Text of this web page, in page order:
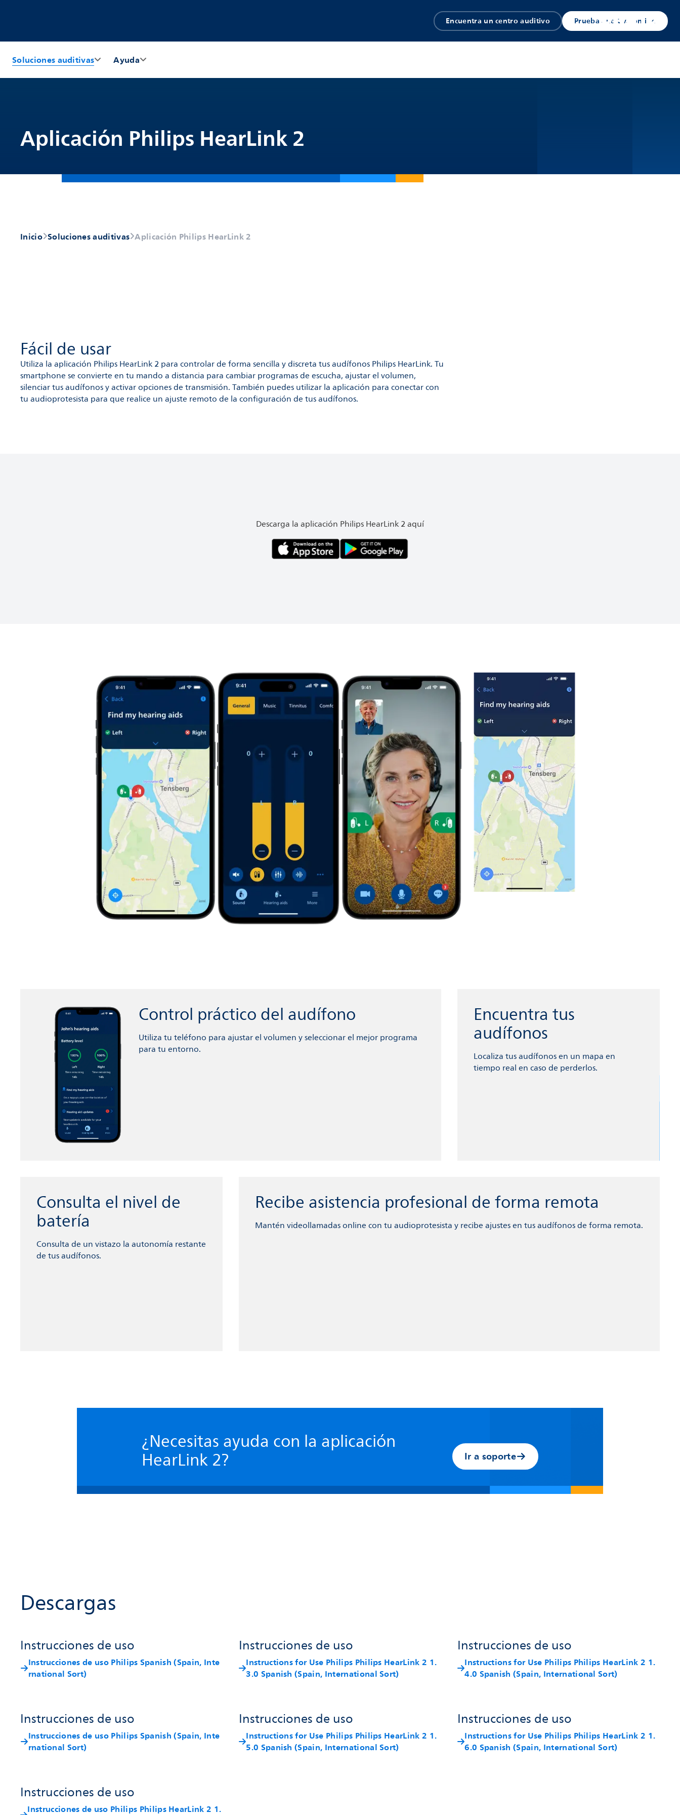
Encuentra un centro auditivo Prueba auditiva online
Soluciones auditivas Ayuda
Aplicación Philips HearLink 2
Inicio Soluciones auditivas Aplicación Philips HearLink 2
Fácil de usar
Utiliza la aplicación Philips HearLink 2 para controlar de forma sencilla y discreta tus audífonos Philips HearLink. Tu
smartphone se convierte en tu mando a distancia para cambiar programas de escucha, ajustar el volumen,
silenciar tus audífonos y activar opciones de transmisión. También puedes utilizar la aplicación para conectar con
tu audioprotesista para que realice un ajuste remoto de la configuración de tus audífonos.
Descarga la aplicación Philips HearLink 2 aquí
Control práctico del audífono
Utiliza tu teléfono para ajustar el volumen y seleccionar el mejor programa
para tu entorno.
Encuentra tus
audífonos
Localiza tus audífonos en un mapa en
tiempo real en caso de perderlos.
Consulta el nivel de
batería
Consulta de un vistazo la autonomía restante
de tus audífonos.
Recibe asistencia profesional de forma remota
Mantén videollamadas online con tu audioprotesista y recibe ajustes en tus audífonos de forma remota.
¿Necesitas ayuda con la aplicación
HearLink 2? Ir a soporte
Descargas
Instrucciones de uso
Instrucciones de uso Philips Spanish (Spain, Inte
rnational Sort)
Instrucciones de uso
Instructions for Use Philips Philips HearLink 2 1.
3.0 Spanish (Spain, International Sort)
Instrucciones de uso
Instructions for Use Philips Philips HearLink 2 1.
4.0 Spanish (Spain, International Sort)
Instrucciones de uso
Instrucciones de uso Philips Spanish (Spain, Inte
rnational Sort)
Instrucciones de uso
Instructions for Use Philips Philips HearLink 2 1.
5.0 Spanish (Spain, International Sort)
Instrucciones de uso
Instructions for Use Philips Philips HearLink 2 1.
6.0 Spanish (Spain, International Sort)
Instrucciones de uso
Instrucciones de uso Philips Philips HearLink 2 1.